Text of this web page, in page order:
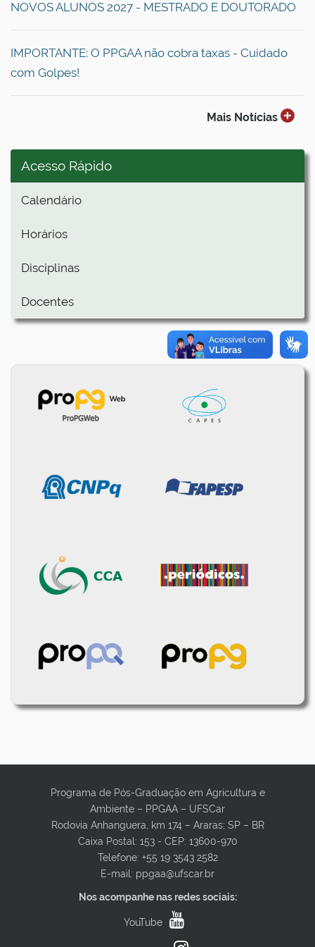
NOVOS ALUNOS 2027 - MESTRADO E DOUTORADO
IMPORTANTE: O PPGAA não cobra taxas - Cuidado
com Golpes!
Mais Notícias
Acesso Rápido
Calendário
Horários
Disciplinas
Docentes
Programa de Pós-Graduação em Agricultura e
Ambiente – PPGAA – UFSCar
Rodovia Anhanguera, km 174 – Araras; SP – BR
Caixa Postal: 153 - CEP: 13600-970
Telefone: +55 19 3543 2582
E-mail: ppgaa@ufscar.br
Nos acompanhe nas redes sociais:
YouTube